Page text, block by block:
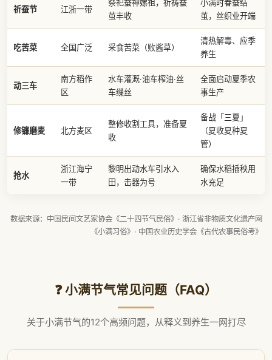
祈蚕节 江浙一带
祭祀蚕神嫘祖，祈祷蚕
茧丰收
小满时春蚕结
茧，丝织业开端
吃苦菜 全国广泛 采食苦菜（败酱草）
清热解毒、应季
养生
动三车
南方稻作
区
水车灌溉·油车榨油·丝
车缫丝
全面启动夏季农
事生产
修镰磨麦 北方麦区
整修收割工具，准备夏
收
备战「三夏」
（夏收夏种夏
管）
抢水
浙江海宁
一带
黎明出动水车引水入
田，击器为号
确保水稻插秧用
水充足
数据来源：中国民间文艺家协会《二十四节气民俗》· 浙江省非物质文化遗产网
《小满习俗》· 中国农业历史学会《古代农事民俗考》
❓ 小满节气常见问题（FAQ）
关于小满节气的12个高频问题，从释义到养生一网打尽